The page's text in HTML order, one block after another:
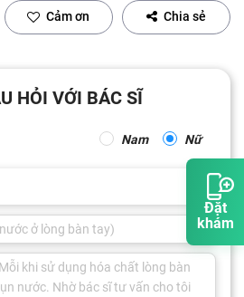
Đặt
khám
Cảm ơn Chia sẻ
HỎI VỚI BÁC SĨ
Nam Nữ